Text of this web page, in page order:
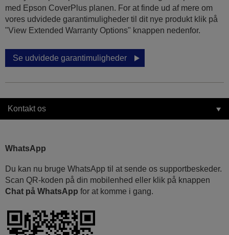
med Epson CoverPlus planen. For at finde ud af mere om
vores udvidede garantimuligheder til dit nye produkt klik på
"View Extended Warranty Options" knappen nedenfor.
Se udvidede garantimuligheder
Kontakt os
WhatsApp
Du kan nu bruge WhatsApp til at sende os supportbeskeder.
Scan QR-koden på din mobilenhed eller klik på knappen
Chat på WhatsApp for at komme i gang.